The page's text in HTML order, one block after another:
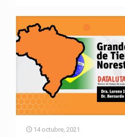
14 octubre, 2021